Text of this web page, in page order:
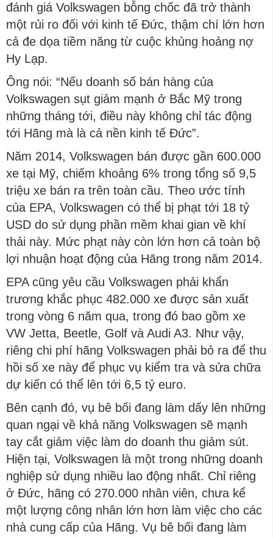
đánh giá Volkswagen bỗng chốc đã trở thành
một rủi ro đối với kinh tế Đức, thậm chí lớn hơn
cả đe dọa tiềm năng từ cuộc khủng hoảng nợ
Hy Lạp.
Ông nói: “Nếu doanh số bán hàng của
Volkswagen sụt giảm mạnh ở Bắc Mỹ trong
những tháng tới, điều này không chỉ tác động
tới Hãng mà là cả nền kinh tế Đức”.
Năm 2014, Volkswagen bán được gần 600.000
xe tại Mỹ, chiếm khoảng 6% trong tổng số 9,5
triệu xe bán ra trên toàn cầu. Theo ước tính
của EPA, Volkswagen có thể bị phạt tới 18 tỷ
USD do sử dụng phần mềm khai gian về khí
thải này. Mức phạt này còn lớn hơn cả toàn bộ
lợi nhuận hoạt động của Hãng trong năm 2014.
EPA cũng yêu cầu Volkswagen phải khẩn
trương khắc phục 482.000 xe được sản xuất
trong vòng 6 năm qua, trong đó bao gồm xe
VW Jetta, Beetle, Golf và Audi A3. Như vậy,
riêng chi phí hãng Volkswagen phải bỏ ra để thu
hồi số xe này để phục vụ kiểm tra và sửa chữa
dự kiến có thể lên tới 6,5 tỷ euro.
Bên cạnh đó, vụ bê bối đang làm dấy lên những
quan ngại về khả năng Volkswagen sẽ mạnh
tay cắt giảm việc làm do doanh thu giảm sút.
Hiện tại, Volkswagen là một trong những doanh
nghiệp sử dụng nhiều lao động nhất. Chỉ riêng
ở Đức, hãng có 270.000 nhân viên, chưa kể
một lượng công nhân lớn hơn làm việc cho các
nhà cung cấp của Hãng. Vụ bê bối đang làm